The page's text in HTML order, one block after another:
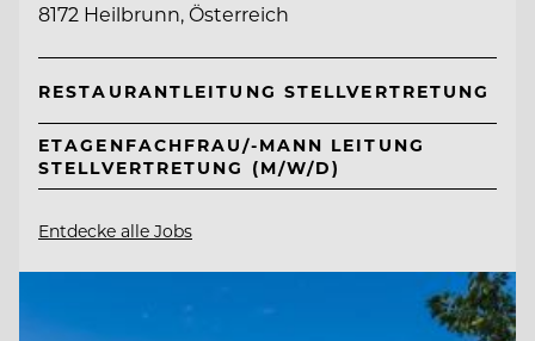
8172 Heilbrunn, Österreich
RESTAURANTLEITUNG STELLVERTRETUNG
ETAGENFACHFRAU/-MANN LEITUNG
STELLVERTRETUNG (M/W/D)
Entdecke alle Jobs